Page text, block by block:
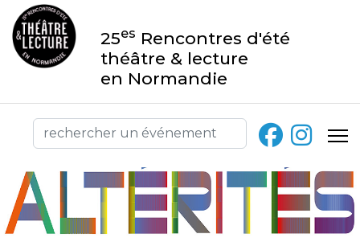
25es Rencontres d'été
théâtre & lecture
en Normandie